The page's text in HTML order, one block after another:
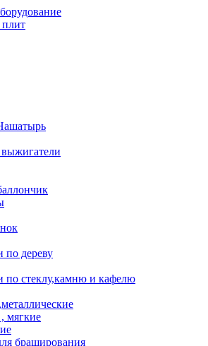
плит
по дереву
по стеклу,камню и кафелю
мягкие
браширования